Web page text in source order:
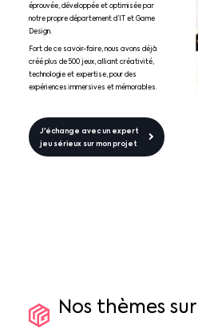
éprouvée, développée et optimisée par
notre propre département d’IT et Game
Design.
Fort de ce savoir-faire, nous avons déjà
créé plus de 500 jeux, alliant créativité,
technologie et expertise, pour des
expériences immersives et mémorables.
J'échange avec un expert
jeu sérieux sur mon projet
Nos thèmes sur